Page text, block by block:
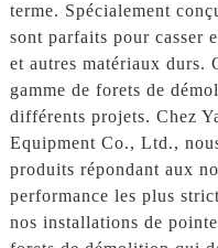
terme. Spécialement
sont parfaits pour casser
et autres matériaux durs.
gamme de forets de
différents projets. Chez
Equipment Co., Ltd.,
produits répondant aux
performance les plus
nos installations de